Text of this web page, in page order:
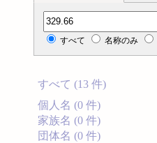
分類記号検索
すべて 名称のみ
すべて (13 件)
個人名 (0 件)
家族名 (0 件)
団体名 (0 件)